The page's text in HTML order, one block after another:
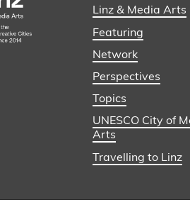
Linz & Media Arts
Featuring
Network
Perspectives
Topics
UNESCO City of
Arts
Travelling to Linz